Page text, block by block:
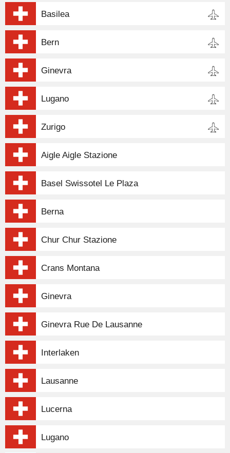
Basilea
Bern
Ginevra
Lugano
Zurigo
Aigle Aigle Stazione
Basel Swissotel Le Plaza
Berna
Chur Chur Stazione
Crans Montana
Ginevra
Ginevra Rue De Lausanne
Interlaken
Lausanne
Lucerna
Lugano